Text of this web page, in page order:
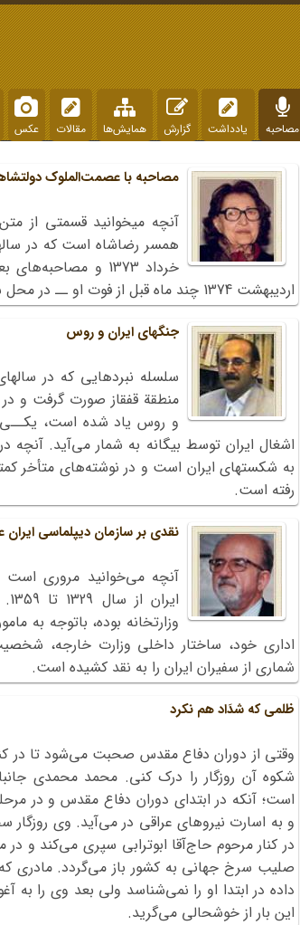
مصاحبه یادداشت گزارش همایش‌ها مقالات عکس
مصاحبه با عصمت‌‏الملوک
آنچه می‏خوانید قسمتی از
اردیبهشت 1374 چند ماه قبل از فوت او ــ در محل سکونت نامبرده انجام گرفته است.
جنگهای ایران و روس
منطقة قفقاز صورت گرفت و در
و روس یاد شده است، یکــی
اشغال ایران توسط بیگانه به شمار می‌آید.
به شکستهای ایران است و در نوشته‌های متأخر
رفته است.
نقدی بر سازمان دیپلماسی
آنچه می‌خوانید مروری
وزارتخانه بوده، باتوجه به
اداری خود، ساختار داخلی وزارت خارجه،
شماری از سفیران ایران را به نقد کشیده است.
ظلمی که شدَاد هم نکرد
وقتی از دوران دفاع مقدس صحبت می‌شود تا در
شکوه آن روزگار را درک کنی. محمد محمدی
است؛ آنکه در ابتدای دوران دفاع مقدس و در
و به اسارت نیروهای عراقی در می‌آید. وی
صلیب سرخ جهانی به کشور باز می‌گردد. مادری
داده در ابتدا او را نمی‌شناسد ولی بعد وی را
این بار از خوشحالی می‌گرید.